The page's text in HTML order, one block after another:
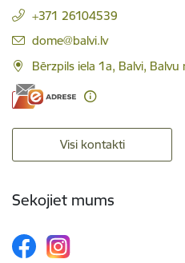
+371 26104539
E-pasts:
dome@balvi.lv
Bērzpils iela 1a, Balvi, Balvu
Visi kontakti
Sekojiet mums